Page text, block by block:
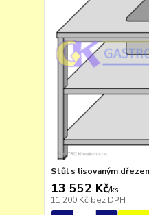
Stůl s lisovaným
13 552 Kč/ks
11 200 Kč bez DPH